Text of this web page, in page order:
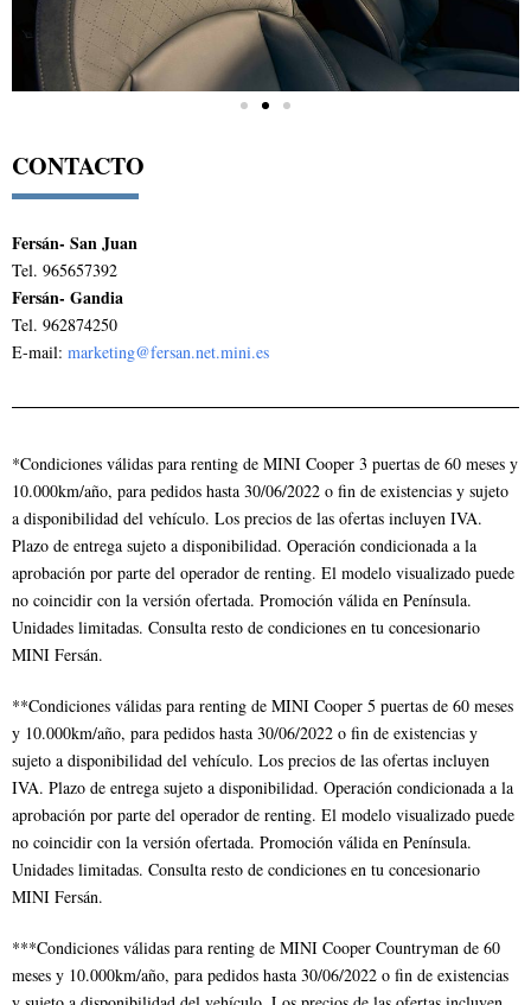
CONTACTO
Fersán- San Juan
Tel. 965657392
Fersán- Gandia
Tel. 962874250
E-mail: marketing@fersan.net.mini.es
*Condiciones válidas para renting de MINI Cooper 3 puertas de 60 meses y
10.000km/año, para pedidos hasta 30/06/2022 o fin de existencias y sujeto
a disponibilidad del vehículo. Los precios de las ofertas incluyen IVA.
Plazo de entrega sujeto a disponibilidad. Operación condicionada a la
aprobación por parte del operador de renting. El modelo visualizado puede
no coincidir con la versión ofertada. Promoción válida en Península.
Unidades limitadas. Consulta resto de condiciones en tu concesionario
MINI Fersán.
**Condiciones válidas para renting de MINI Cooper 5 puertas de 60 meses
y 10.000km/año, para pedidos hasta 30/06/2022 o fin de existencias y
sujeto a disponibilidad del vehículo. Los precios de las ofertas incluyen
IVA. Plazo de entrega sujeto a disponibilidad. Operación condicionada a la
aprobación por parte del operador de renting. El modelo visualizado puede
no coincidir con la versión ofertada. Promoción válida en Península.
Unidades limitadas. Consulta resto de condiciones en tu concesionario
MINI Fersán.
***Condiciones válidas para renting de MINI Cooper Countryman de 60
meses y 10.000km/año, para pedidos hasta 30/06/2022 o fin de existencias